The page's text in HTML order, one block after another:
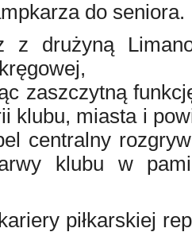
do seniora.
drużyną
zaszczytną
klubu, miasta i
centralny
klubu w
piłkarskiej